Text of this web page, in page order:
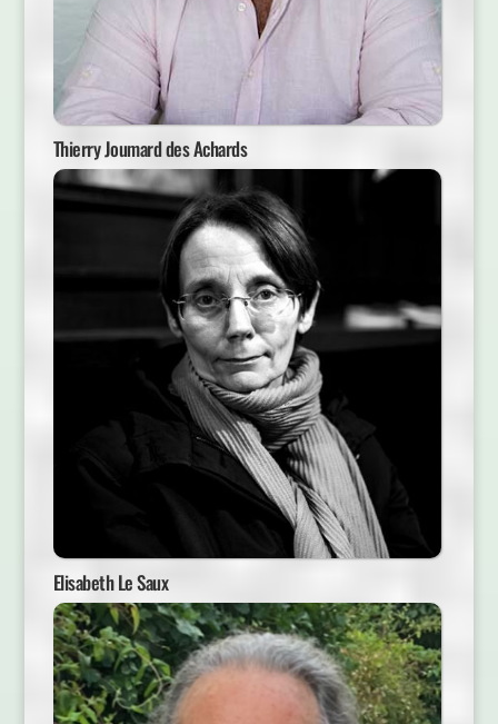
Thierry Joumard des Achards
Elisabeth Le Saux